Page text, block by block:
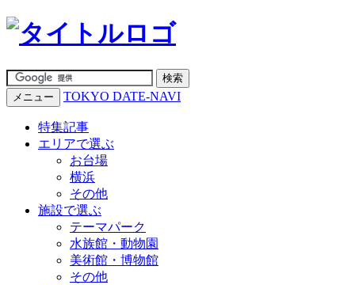
メニュー TOKYO DATE-NAVI
特集記事
エリアで選ぶ
お台場
横浜
その他
施設で選ぶ
テーマパーク
水族館・動物園
美術館・博物館
その他